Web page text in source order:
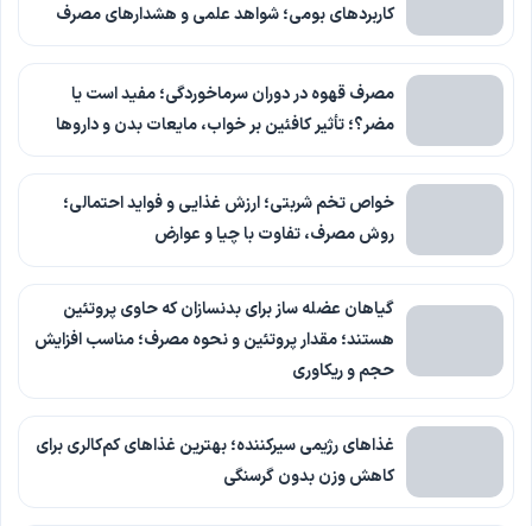
کاربردهای بومی؛ شواهد علمی و هشدارهای مصرف
مصرف قهوه در دوران سرماخوردگی؛ مفید است یا
مضر؟؛ تأثیر کافئین بر خواب، مایعات بدن و داروها
خواص تخم شربتی؛ ارزش غذایی و فواید احتمالی؛
روش مصرف، تفاوت با چیا و عوارض
گیاهان عضله ساز برای بدنسازان که حاوی پروتئین
هستند؛ مقدار پروتئین و نحوه مصرف؛ مناسب افزایش
حجم و ریکاوری
غذاهای رژیمی سیرکننده؛ بهترین غذاهای کم‌کالری برای
کاهش وزن بدون گرسنگی